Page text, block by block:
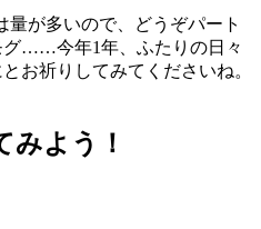
量が多いので、どうぞパート
グ……今年1年、ふたりの日々
お祈りしてみてくださいね。
みよう！